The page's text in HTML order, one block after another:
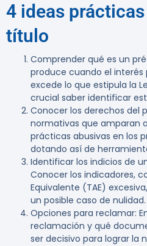
4 ideas prácticas
título
Comprender qué es un
produce cuando el
excede lo que estipula la
crucial saber identificar
Conocer los derechos del
normativas que amparan
prácticas abusivas en los
dotando así de
Identificar los indicios de
Conocer los indicadores,
Equivalente (TAE)
un posible caso de nulidad.
Opciones para reclamar:
reclamación y qué
ser decisivo para lograr la